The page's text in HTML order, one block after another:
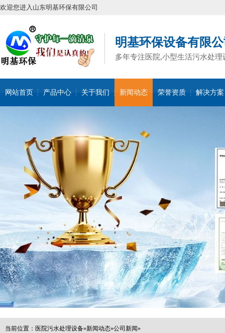
欢迎您进入山东明基环保有限公司
明基环保设备有限
多年专注医院,小型生活污水处
网站首页 产品中心 关于我们 新闻动态 荣誉资质 解决方案
当前位置： 医院污水处理设备»新闻动态»公司新闻»